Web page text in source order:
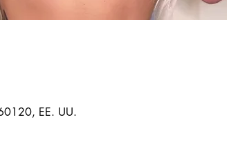
EE. UU.